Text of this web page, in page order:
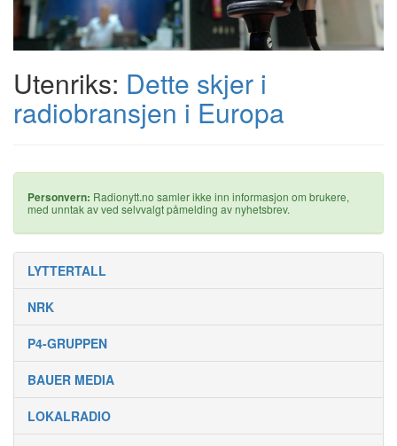
Utenriks: Dette skjer i
radiobransjen i Europa
Personvern: Radionytt.no samler ikke inn informasjon om brukere,
med unntak av ved selvvalgt påmelding av nyhetsbrev.
LYTTERTALL
NRK
P4-GRUPPEN
BAUER MEDIA
LOKALRADIO